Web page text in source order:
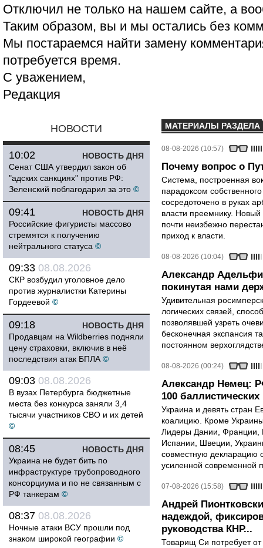
Отключил не только на нашем сайте, а
Таким образом, вы и мы остались без
Мы постараемся найти замену
потребуется время.
С уважением,
Редакция
НОВОСТИ
НОВОСТЬ ДНЯ
10:02
Сенат США утвердил закон об
"адских санкциях" против РФ:
Зеленский поблагодарил за это ©
НОВОСТЬ ДНЯ
09:41
Российские фигуристы массово
стремятся к получению
нейтрального статуса ©
09:33 08.08.2026
СКР возбудил уголовное дело
против журналистки Катерины
Гордеевой ©
НОВОСТЬ ДНЯ
09:18
Продавцам на Wildberries подняли
цену страховки, включив в неё
последствия атак БПЛА ©
09:03 08.08.2026
В вузах Петербурга бюджетные
места без конкурса заняли 3,4
тысячи участников СВО и их детей
©
НОВОСТЬ ДНЯ
08:45
Украина не будет бить по
инфраструктуре трубопроводного
консорциума и по не связанным с
РФ танкерам ©
08:37 08.08.2026
Ночные атаки ВСУ прошли под
знаком широкой географии ©
МАТЕРИАЛЫ РАЗДЕЛА
08-08-2026 (10:57)
Почему вопрос о
Система, построенная
парадоксом
сосредоточено в руках
власти преемнику.
почти неизбежно
приход к власти.
08-08-2026 (10:04)
Александр
покинутая нами
Удивительная
логических связей,
позволявшей узреть
бесконечная экспансия
постоянном
08-08-2026 (00:24)
Александр Немец:
100 баллистических
Украина и девять стран
коалицию. Кроме
Лидеры Дании, Франции,
Испании, Швеции,
совместную декларацию
усиленной современной
07-08-2026 (15:58)
Андрей
надеждой,
руководства КНР...
Товарищ Си потребует